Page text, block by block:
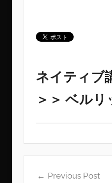
ネイティブ
＞＞ ベルリ
Previous Post